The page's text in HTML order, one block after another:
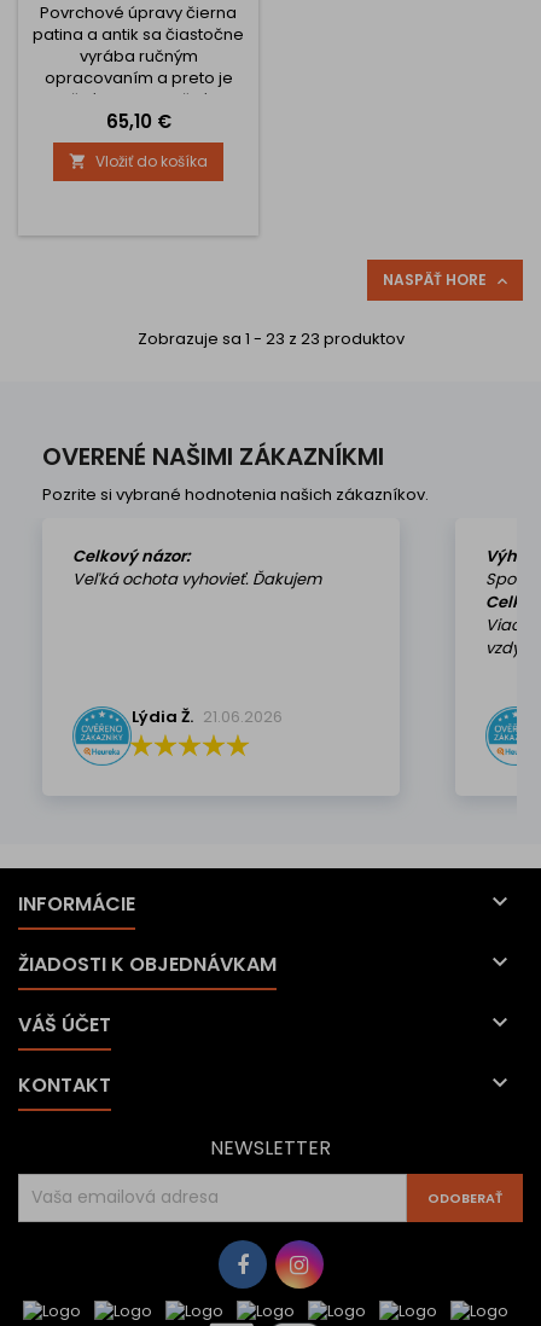
Povrchové úpravy čierna
patina a antik sa čiastočne
vyrába ručným
opracovaním a preto je
každý kus jedinečným
originálom.
Cena
65,10 €
 Vložiť do košíka
NASPÄŤ HORE 
Zobrazuje sa 1 - 23 z 23 produktov
OVERENÉ NAŠIMI ZÁKAZNÍKMI
Pozrite si vybrané hodnotenia našich zákazníkov.
Celkový názor:
Veľká ochota vyhovieť. Ďakujem
Lýdia Ž. 21.06.2026
vzdy k
INFORMÁCIE 
ŽIADOSTI K OBJEDNÁVKAM 
VÁŠ ÚČET 
KONTAKT 
NEWSLETTER